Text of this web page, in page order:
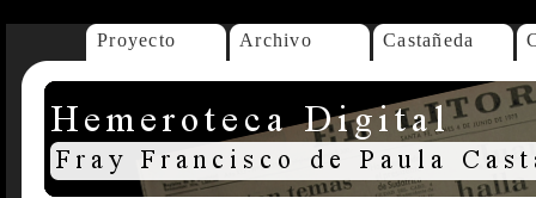
Proyecto Archivo Castañeda